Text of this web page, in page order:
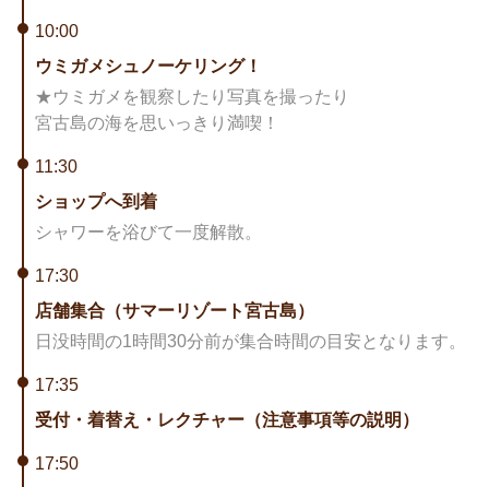
10:00
ウミガメシュノーケリング！
★ウミガメを観察したり写真を撮ったり
宮古島の海を思いっきり満喫！
11:30
ショップへ到着
シャワーを浴びて一度解散。
17:30
店舗集合（サマーリゾート宮古島）
日没時間の1時間30分前が集合時間の目安となります。
17:35
受付・着替え・レクチャー（注意事項等の説明）
17:50